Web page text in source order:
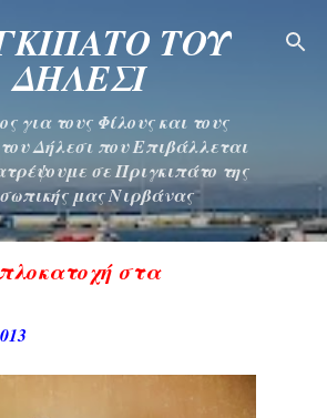
στο κύριο περιεχόμενο
ΤΟΥ
ΔΗΛΕΣΙ
για τους Φίλους και τους
Δήλεσι που Επιβάλλεται
σε Πριγκιπάτο της
μας Νιρβάνας
στα